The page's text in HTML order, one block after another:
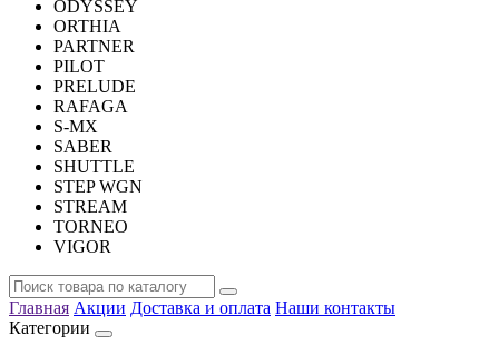
ODYSSEY
ORTHIA
PARTNER
PILOT
PRELUDE
RAFAGA
S-MX
SABER
SHUTTLE
STEP WGN
STREAM
TORNEO
VIGOR
Главная Акции Доставка и оплата Наши контакты
Категории